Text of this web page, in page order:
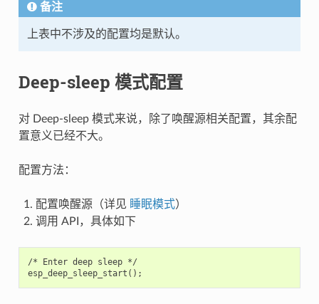
备注
上表中不涉及的配置均是默认。
Deep-sleep 模式配置
对 Deep-sleep 模式来说，除了唤醒源相关配置，其余配
置意义已经不大。
配置方法：
配置唤醒源（详见 睡眠模式）
调用 API，具体如下
/* Enter deep sleep */